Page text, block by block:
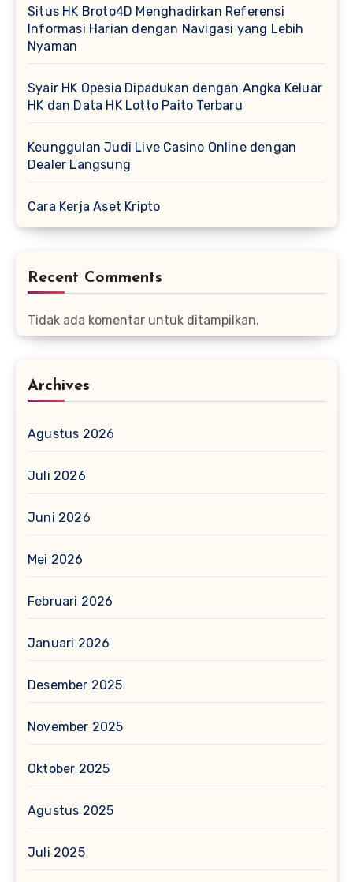
Situs HK Broto4D Menghadirkan Referensi
Informasi Harian dengan Navigasi yang Lebih
Nyaman
Syair HK Opesia Dipadukan dengan Angka Keluar
HK dan Data HK Lotto Paito Terbaru
Keunggulan Judi Live Casino Online dengan
Dealer Langsung
Cara Kerja Aset Kripto
Recent Comments
Tidak ada komentar untuk ditampilkan.
Archives
Agustus 2026
Juli 2026
Juni 2026
Mei 2026
Februari 2026
Januari 2026
Desember 2025
November 2025
Oktober 2025
Agustus 2025
Juli 2025